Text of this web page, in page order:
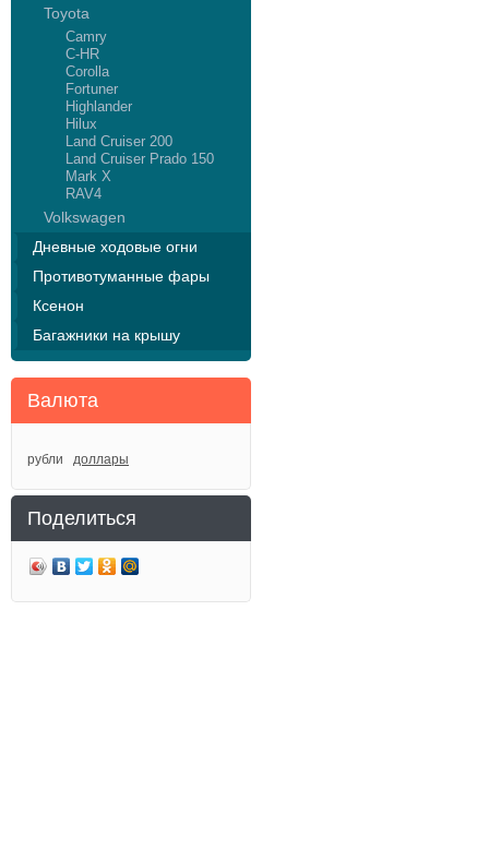
Toyota
Camry
C-HR
Corolla
Fortuner
Highlander
Hilux
Land Cruiser 200
Land Cruiser Prado 150
Mark X
RAV4
Volkswagen
Дневные ходовые огни
Противотуманные фары
Ксенон
Багажники на крышу
Валюта
рубли доллары
Поделиться